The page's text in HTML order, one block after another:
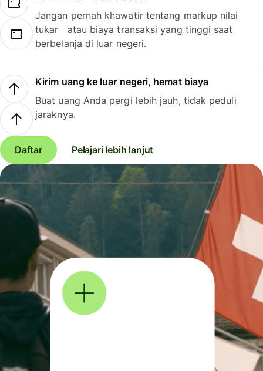
Jangan pernah khawatir tentang markup nilai
tukar atau biaya transaksi yang tinggi saat
berbelanja di luar negeri.
Kirim uang ke luar negeri, hemat biaya
Buat uang Anda pergi lebih jauh, tidak peduli
jaraknya.
Daftar Pelajari lebih lanjut